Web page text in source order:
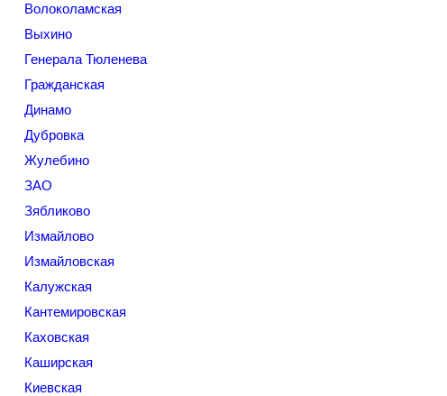
Волоколамская
Выхино
Генерала Тюленева
Гражданская
Динамо
Дубровка
Жулебино
ЗАО
Зябликово
Измайлово
Измайловская
Калужская
Кантемировская
Каховская
Каширская
Киевская